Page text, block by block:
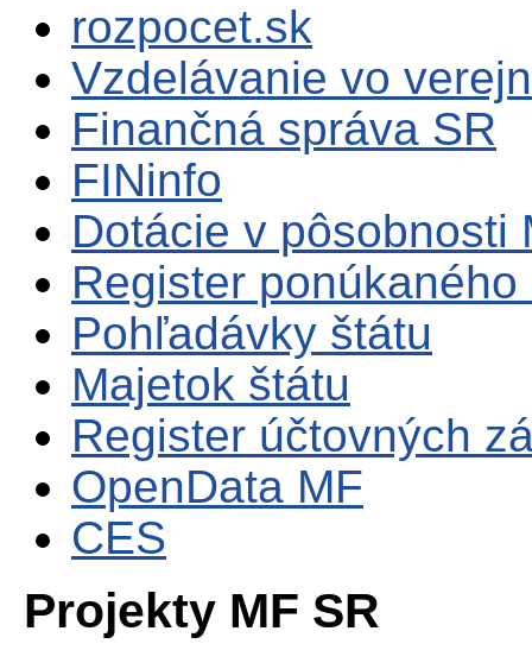
rozpocet.sk
Vzdelávanie vo
Finančná správa SR
FINinfo
Dotácie v pôsobnosti
Register
Pohľadávky štátu
Majetok štátu
Register účtovných
OpenData MF
CES
Projekty MF SR